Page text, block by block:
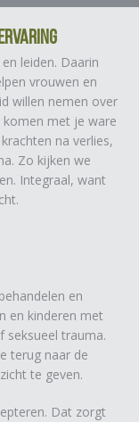
leiden. Daarin
vrouwen en
willen nemen over
komen met je ware
na verlies,
Zo kijken we
Integraal, want
en
en kinderen met
seksueel trauma.
terug naar de
te geven.
Dat zorgt